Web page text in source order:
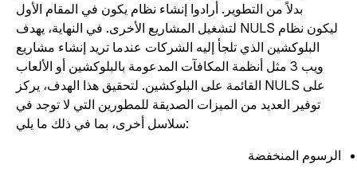
بدلاً من التطوير. أرادوا إنشاء نظام يكون في المقام الأول
لتشغيل المشاريع الأخرى. في النهاية، يهدف NULS ليكون نظام
البلوكشين الذي تلجأ إليه الشركات عندما تريد إنشاء مشاريع
ويب 3 مثل أنظمة المكافآت المدعومة بالبلوكشين أو الألعاب
القائمة على البلوكشين. لتحقيق هذا الهدف، يركز NULS على
توفير العديد من الميزات الصديقة للمطورين التي لا توجد في
المنخفضة